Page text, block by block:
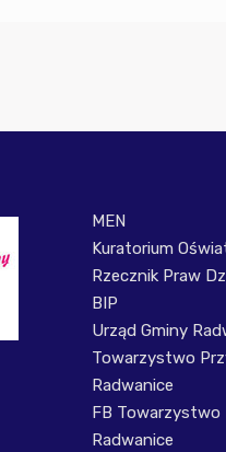
MEN
Kuratorium
Rzecznik Praw
BIP
Urząd Gminy
Towarzystwo
Radwanice
FB Towarzystwo
Radwanice